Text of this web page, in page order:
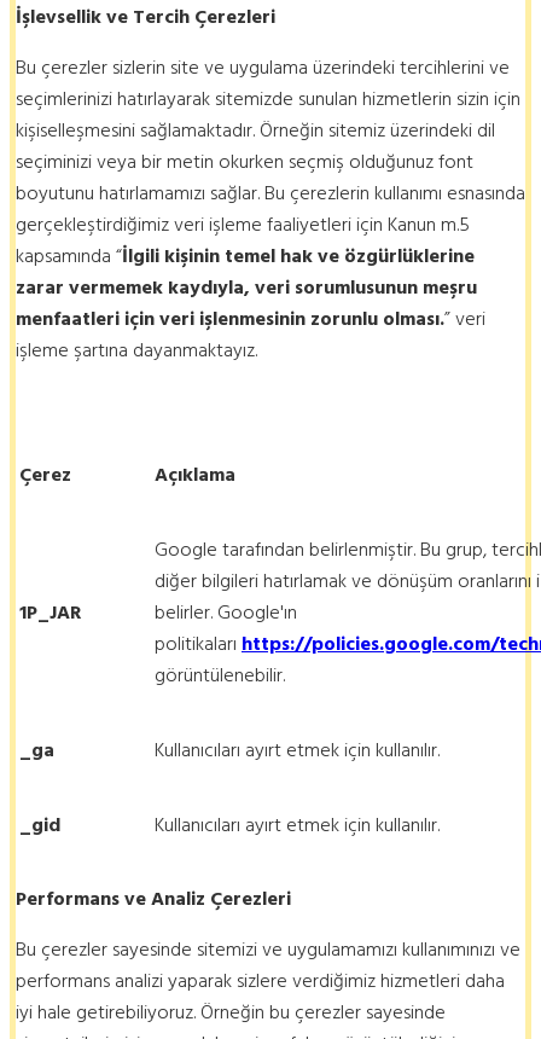
İşlevsellikve Tercih Çerezleri
Bu çerezler sizlerin site ve uygulama üzerindeki tercihlerini ve
seçimlerinizi hatırlayarak sitemizde sunulan hizmetlerin sizin için
kişiselleşmesini sağlamaktadır. Örneğin sitemiz üzerindeki dil
seçiminizi veya bir metin okurken seçmiş olduğunuz font
boyutunu hatırlamamızı sağlar. Bu çerezlerin kullanımı esnasında
gerçekleştirdiğimiz veri işleme faaliyetleri için Kanun m.5
kapsamında “İlgili kişinin temel hak ve özgürlüklerine
zarar vermemek kaydıyla, veri sorumlusunun meşru
menfaatleri için veri işlenmesinin zorunlu olması.” veri
işleme şartına dayanmaktayız.
Çerez Açıklama
1P_JAR
Google tarafından belirlenmiştir. Bu grup,
diğer bilgileri hatırlamak ve dönüşüm
belirler. Google'ın
politikalarıhttps://policies.google.com/
görüntülenebilir.
_ga Kullanıcıları ayırt etmek için kullanılır.
_gid Kullanıcıları ayırt etmek için kullanılır.
Performans ve Analiz Çerezleri
Bu çerezler sayesinde sitemizi ve uygulamamızı kullanımınızı ve
performans analizi yaparak sizlere verdiğimiz hizmetleri daha
iyi hale getirebiliyoruz. Örneğin bu çerezler sayesinde